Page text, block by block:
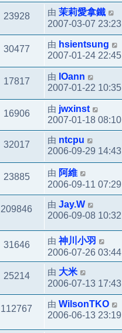
23928 由 茉莉愛拿鐵
2007-03-07 23:23
30477 由 hsientsung
2007-01-24 22:45
17817 由 IOann
2007-01-22 10:35
16906 由 jwxinst
2007-01-18 08:10
32017 由 ntcpu
2006-09-29 14:43
23885 由 阿維
2006-09-11 07:29
209846 由 Jay.W
2006-09-08 10:32
31646 由 神川小羽
2006-07-26 03:44
25214 由 大米
2006-07-13 17:43
112767 由 WilsonTKO
2006-06-13 23:19